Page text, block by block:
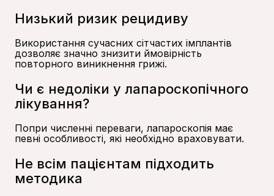
Низький ризик рецидиву
Використання сучасних сітчастих імплантів
дозволяє значно знизити ймовірність
повторного виникнення грижі.
Чи є недоліки у лапароскопічного
лікування?
Попри численні переваги, лапароскопія має
певні особливості, які необхідно враховувати.
Не всім пацієнтам підходить
методика